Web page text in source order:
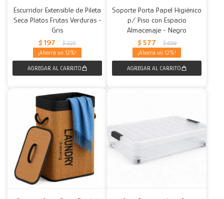
Escurridor Extensible de Pileta
Seca Platos Frutas Verduras -
Gris
$ 197 $ 225
12
Soporte Porta Papel Higiénico
p/ Piso con Espacio
Almacenaje - Negro
$ 577 $ 659
12